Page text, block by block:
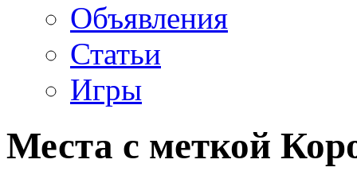
Объявления
Статьи
Игры
Места с меткой